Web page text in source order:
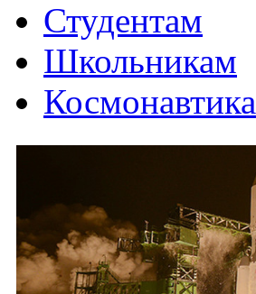
Студентам
Школьникам
Космонавтика